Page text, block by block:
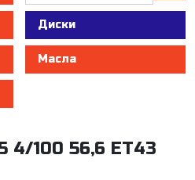
Диски
Масла
4/100 56,6 ET43